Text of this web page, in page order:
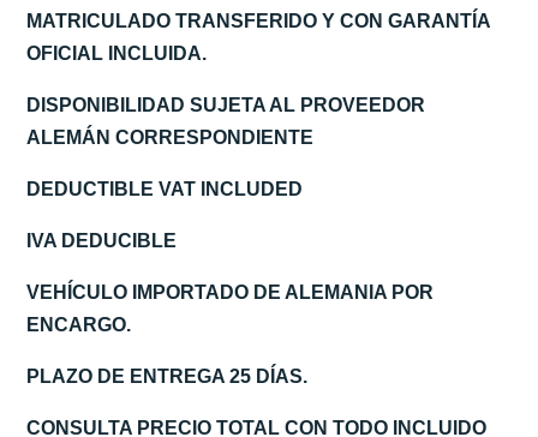
MATRICULADO TRANSFERIDO Y CON GARANTÍA
OFICIAL INCLUIDA.
DISPONIBILIDAD SUJETA AL PROVEEDOR
ALEMÁN CORRESPONDIENTE
DEDUCTIBLE VAT INCLUDED
IVA DEDUCIBLE
VEHÍCULO IMPORTADO DE ALEMANIA POR
ENCARGO.
PLAZO DE ENTREGA 25 DÍAS.
CONSULTA PRECIO TOTAL CON TODO INCLUIDO